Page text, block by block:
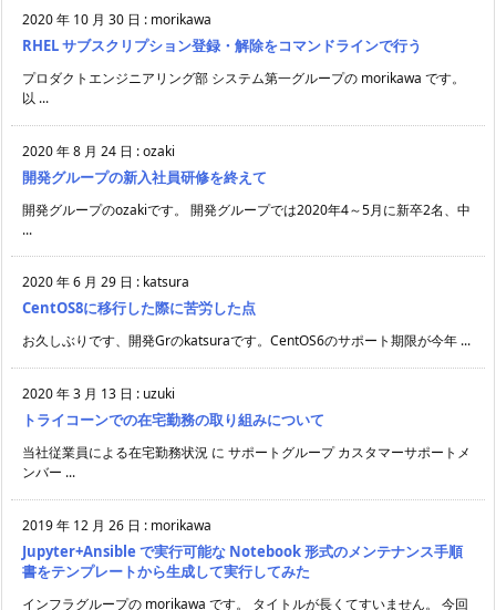
2020 年 10 月 30 日 : morikawa
RHEL サブスクリプション登録・解除をコマンドラインで行う
プロダクトエンジニアリング部 システム第一グループの morikawa です。
以 ...
2020 年 8 月 24 日 :ozaki
開発グループの新入社員研修を終えて
開発グループのozakiです。 開発グループでは2020年4～5月に新卒2名、中
...
2020 年 6 月 29 日 : katsura
CentOS8に移行した際に苦労した点
お久しぶりです、開発Grのkatsuraです。CentOS6のサポート期限が今年 ...
2020 年 3 月 13 日 : uzuki
トライコーンでの在宅勤務の取り組みについて
当社従業員による在宅勤務状況 に サポートグループ カスタマーサポートメ
ンバー ...
2019 年 12 月 26 日 : morikawa
Jupyter+Ansible で実行可能な Notebook 形式のメンテナンス手順
書をテンプレートから生成して実行してみた
インフラグループの morikawa です。 タイトルが長くてすいません。 今回